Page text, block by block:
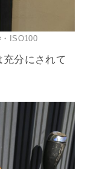
ISO100
分にされて